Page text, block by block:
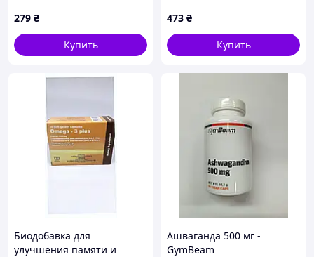
279 ₴
Купить
473 ₴
Купить
Биодобавка для
улучшения памяти и
Ашваганда 500 мг -
GymBeam